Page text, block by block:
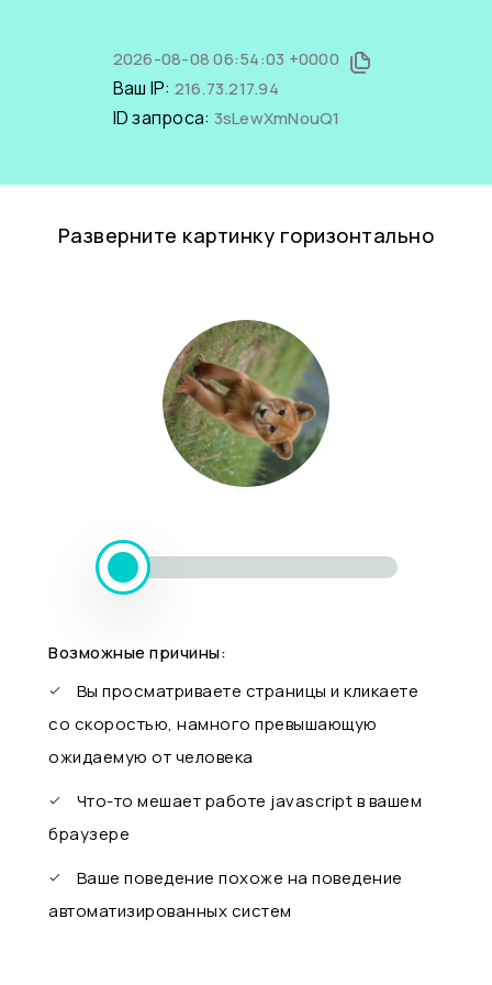
2026-08-08 06:54:03 +0000
Ваш IP: 216.73.217.94
ID запроса: 3sLewXmNouQ1
Разверните картинку горизонтально
Возможные причины:
Вы просматриваете страницы и кликаете
со скоростью, намного превышающую
ожидаемую от человека
Что-то мешает работе javascript в вашем
браузере
Ваше поведение похоже на поведение
автоматизированных систем